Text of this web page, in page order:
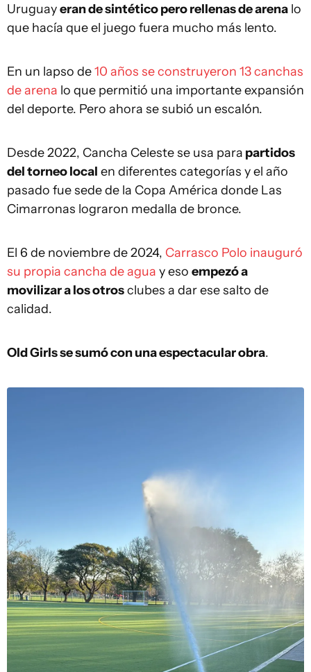
Uruguayeran de sintético pero rellenas de arena lo
que hacía que el juego fuera mucho más lento.
En un lapso de10 años se construyeron 13 canchas
de arena lo que permitió una importante expansión
del deporte. Pero ahora se subió un escalón.
Desde 2022, Cancha Celeste se usa para partidos
del torneo local en diferentes categorías y el año
pasado fue sede de la Copa América donde Las
Cimarronas lograron medalla de bronce.
El 6 de noviembre de 2024, Carrasco Polo inauguró
su propia cancha de agua y eso empezó a
movilizar a los otrosclubes a dar ese salto de
calidad.
Old Girls se sumó con una espectacular obra.